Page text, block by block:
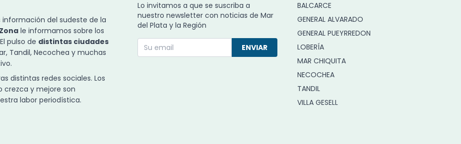
del sudeste de la
le informamos sobre los
pulso de distintas ciudades
Tandil, Necochea y muchas
distintas redes sociales. Los
crezca y mejore son
labor periodística.
Lo invitamos a que se suscriba a
nuestro newsletter con noticias de Mar
del Plata y la Región
ENVIAR
BALCARCE
GENERAL ALVARADO
GENERAL PUEYRREDON
LOBERÍA
MAR CHIQUITA
NECOCHEA
TANDIL
VILLA GESELL